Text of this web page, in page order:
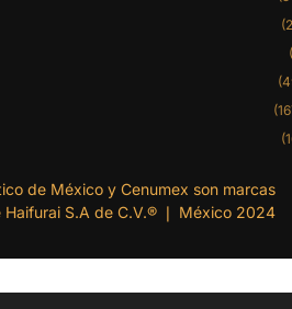
de México y Cenumex son marcas
Haifurai S.A de C.V.® ❘ México 2024